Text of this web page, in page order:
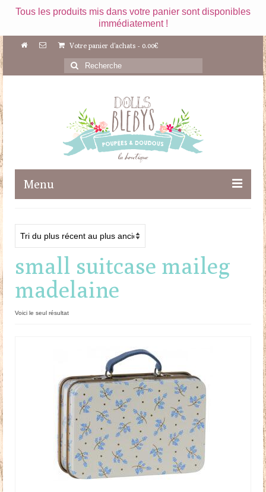
Tous les produits mis dans votre panier sont disponibles
immédiatement !
Votre panier d'achats - 0.00€
Rechercher
:
Menu
Maileg
Poupées
Doudous
Mobilier & Accessoires
Panier
small suitcase maileg
madelaine
Voici le seul résultat